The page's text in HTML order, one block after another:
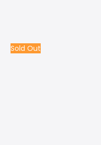
Sold Out